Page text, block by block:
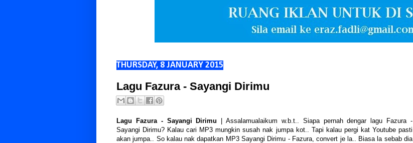
THURSDAY, 8 JANUARY 2015
Lagu Fazura - Sayangi Dirimu
Lagu Fazura - Sayangi Dirimu | Assalamualaikum w.b.t.. Siapa pernah dengar lagu Fazura -
Sayangi Dirimu? Kalau cari MP3 mungkin susah nak jumpa kot.. Tapi kalau pergi kat Youtube pasti
akan jumpa.. So kalau nak dapatkan MP3 Sayangi Dirimu - Fazura, convert je la.. Biasa la sebab dia